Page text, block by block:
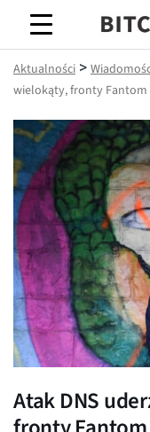
Aktualności >
wielokąty, fronty Fantom
Atak DNS